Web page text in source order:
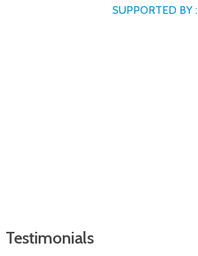
SUPPORTED BY :
Testimonials